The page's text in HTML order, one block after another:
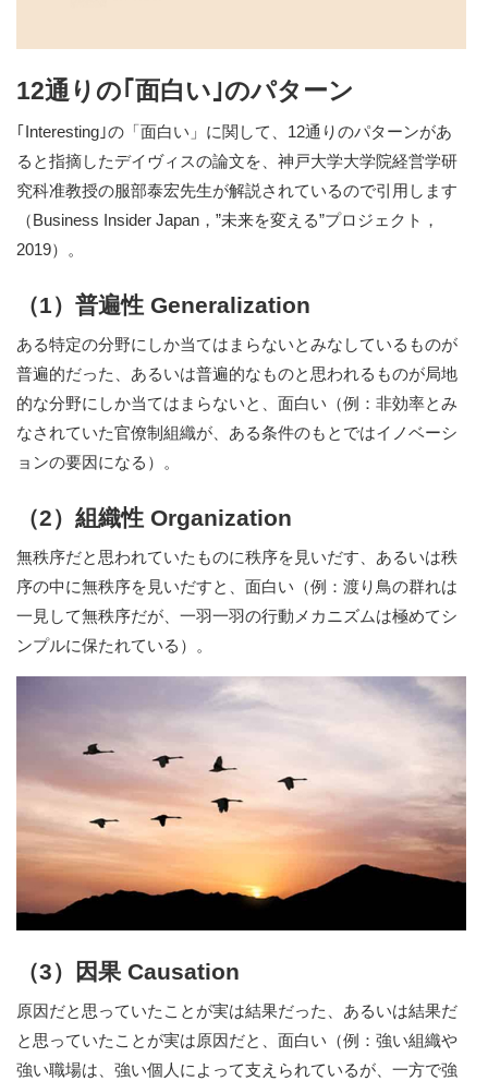
12通りの｢面白い｣のパターン
｢Interesting｣の「面白い」に関して、12通りのパターンがあ
ると指摘したデイヴィスの論文を、神戸大学大学院経営学研
究科准教授の服部泰宏先生が解説されているので引用します
（Business Insider Japan，”未来を変える”プロジェクト，
2019）。
（1）普遍性 Generalization
ある特定の分野にしか当てはまらないとみなしているものが
普遍的だった、あるいは普遍的なものと思われるものが局地
的な分野にしか当てはまらないと、面白い（例：非効率とみ
なされていた官僚制組織が、ある条件のもとではイノベーシ
ョンの要因になる）。
（2）組織性 Organization
無秩序だと思われていたものに秩序を見いだす、あるいは秩
序の中に無秩序を見いだすと、面白い（例：渡り鳥の群れは
一見して無秩序だが、一羽一羽の行動メカニズムは極めてシ
ンプルに保たれている）。
（3）因果 Causation
原因だと思っていたことが実は結果だった、あるいは結果だ
と思っていたことが実は原因だと、面白い（例：強い組織や
強い職場は、強い個人によって支えられているが、一方で強